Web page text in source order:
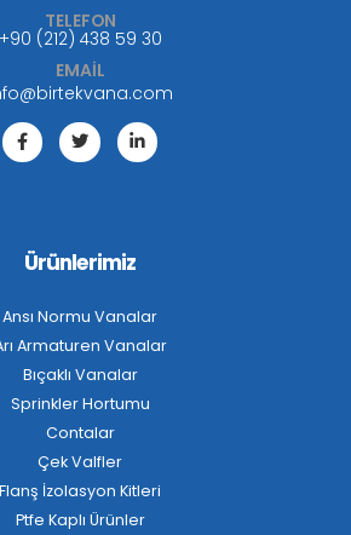
TELEFON
+90 (212) 438 59 30
EMAİL
Ürünlerimiz
Ansı Normu Vanalar
Armaturen Vanalar
Bıçaklı Vanalar
Sprinkler Hortumu
Contalar
Çek Valfler
Flanş İzolasyon Kitleri
Ptfe Kaplı Ürünler